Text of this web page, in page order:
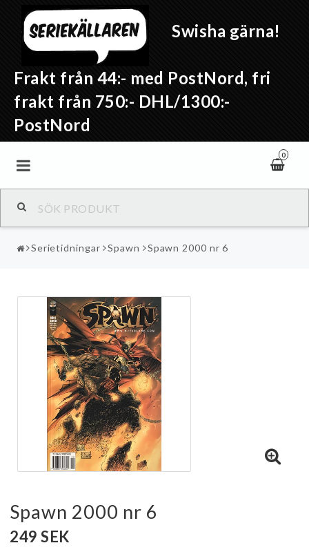
Swisha gärna!
Frakt från 44:- med PostNord, fri
frakt från 750:- DHL/1300:-
PostNord
0
Serietidningar Spawn Spawn 2000 nr 6
Spawn 2000 nr 6
249 SEK